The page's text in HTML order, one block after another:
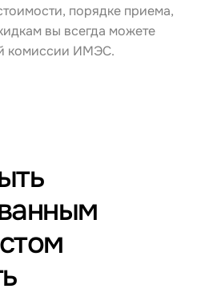
порядке приема,
вы всегда можете
комиссии ИМЭС.